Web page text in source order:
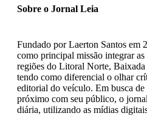
Sobre o Jornal Leia
Fundado por Laerton Santos em
como principal missão integrar
regiões do Litoral Norte, Baixada
tendo como diferencial o olhar
editorial do veículo. Em busca de
próximo com seu público, o
diária, utilizando as mídias